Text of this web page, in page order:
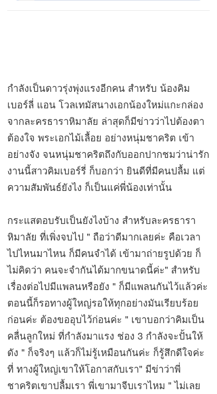
กำลังเป็นดาวรุ่งพุ่งแรงอีกคน สำหรับ น้องคิม
เบอร์ลี่ แอน โวลเทมัสนางเอกน้องใหม่แกะกล่อง
จากละครธาราหิมาลัย ล่าสุดก็มีข่าวว่าไปต้องตา
ต้องใจ พระเอกไม้เลื้อย อย่างหนุ่มชาคริต เข้า
อย่างจัง จนหนุ่มชาคริตถึงกับออกปากชมว่าน่ารัก
งานนี้สาวคิมเบอร์รี่ ก็บอกว่า ยินดีที่มีคนปลื้ม แต่
ความสัมพันธ์ยังไง ก็เป็นแค่พี่น้องเท่านั้น
กระแสตอบรับเป็นยังไงบ้าง สำหรับละครธารา
หิมาลัย ที่เพิ่งจบไป " ถือว่าดีมากเลยค่ะ คือเวลา
ไปไหนมาไหน ก็มีคนจำได้ เข้ามาถ่ายรูปด้วย ก็
ไม่คิดว่า คนจะจำกันได้มากขนาดนี้ค่ะ" สำหรับ
เรื่องต่อไปมีแพลนหรือยัง " ก็มีแพลนกันไว้แล้วค่ะ
ตอนนี้ก็รอทางผู้ใหญ่รอให้ทุกอย่างมันเรียบร้อย
ก่อนค่ะ ต้องขออุบไว้ก่อนค่ะ " เขาบอกว่าคิมเป็น
คลื่นลูกใหม่ ที่กำลังมาแรง ช่อง 3 กำลังจะปั้นให้
ดัง " ก็จริงๆ แล้วก็ไม่รู้เหมือนกันค่ะ ก็รู้สึกดีใจค่ะ
ที่ ทางผู้ใหญ่เขาให้โอกาสกับเรา" มีข่าว่าพี่
ชาคริตเขาปลื้มเรา พี่เขามาจีบเราไหม " ไม่เลย